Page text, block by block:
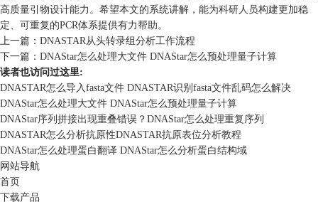
高质量引物设计能力。希望本文的系统讲解，能为科研人员构建更加稳
定、可重复的PCR体系提供有力帮助。
上一篇： DNASTAR从头转录组分析工作流程
下一篇： DNAStar怎么处理大文件 DNAStar怎么预处理量子计算
读者也访问过这里:
DNASTAR怎么导入fasta文件 DNASTAR识别fasta文件乱码怎么解决
DNAStar怎么处理大文件 DNAStar怎么预处理量子计算
DNAStar序列拼接出现重叠错误？DNAStar怎么处理重复序列
DNASTAR怎么分析抗原性DNASTAR抗原表位分析教程
DNAStar怎么处理蛋白翻译 DNAStar怎么分析蛋白结构域
网站导航
首页
下载产品